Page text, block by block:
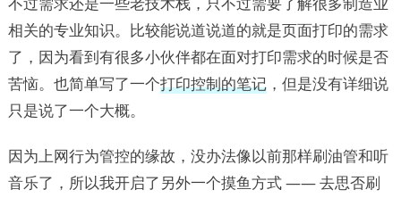
相关的专业知识。比较能说道说道的就是页面打印的需求
了，因为看到有很多小伙伴都在面对打印需求的时候是否
苦恼。也简单写了一个打印控制的笔记，但是没有详细说
只是说了一个大概。
因为上网行为管控的缘故，没办法像以前那样刷油管和听
音乐了，所以我开启了另外一个摸鱼方式 —— 去思否刷